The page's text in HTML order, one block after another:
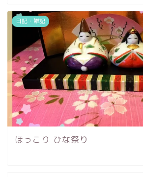
日記・雑記
ほっこり ひな祭り